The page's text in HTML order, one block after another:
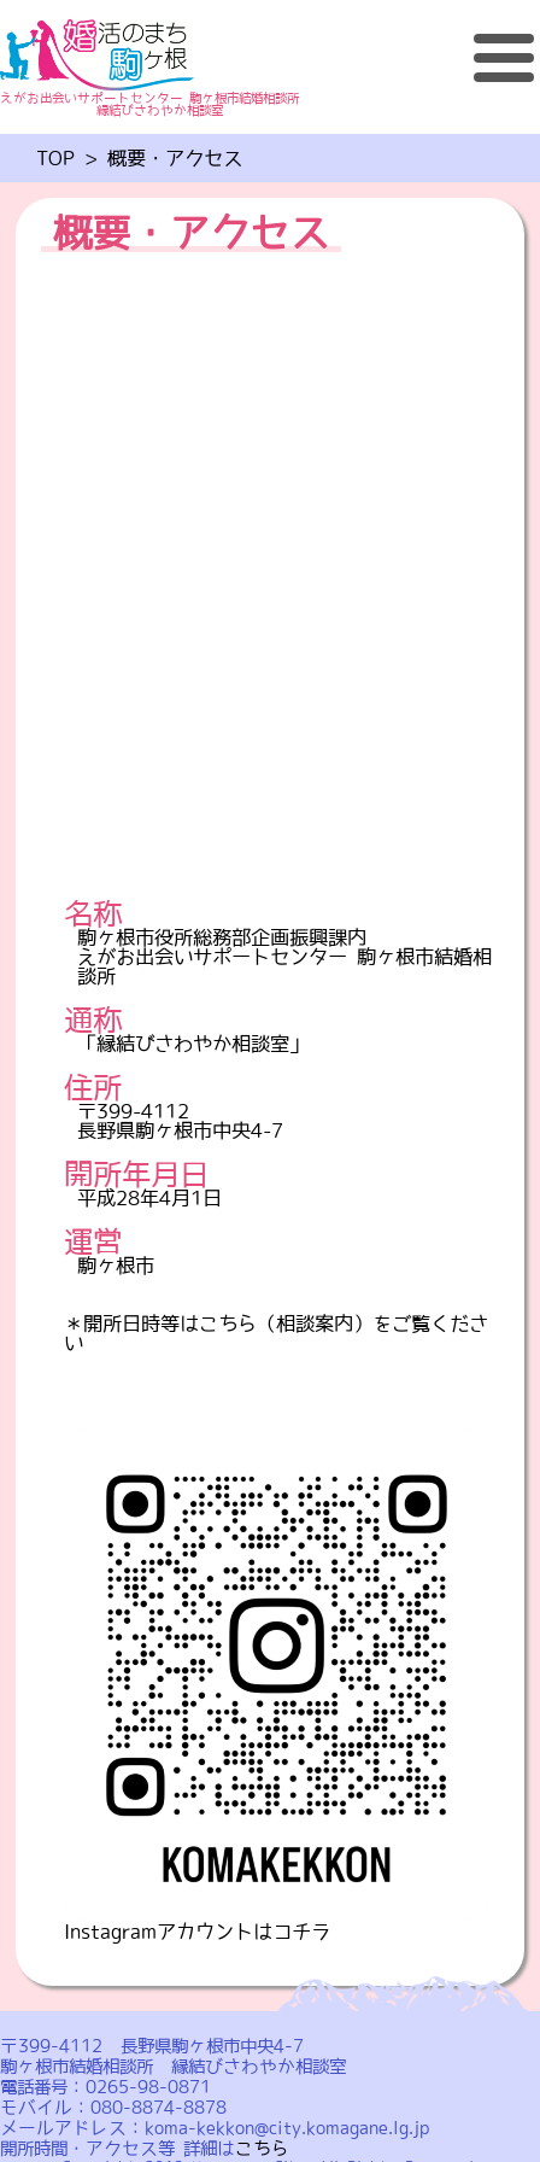
えがお出会いサポートセンター 駒ヶ根市結婚相談所
縁結びさわやか相談室
TOP > 概要・アクセス
概要・アクセス
名称
駒ヶ根市役所総務部企画振興課内
えがお出会いサポートセンター 駒ヶ根市結婚相
談所
通称
「縁結びさわやか相談室」
住所
〒399-4112
長野県駒ヶ根市中央4-7
開所年月日
平成28年4月1日
運営
駒ヶ根市
＊開所日時等はこちら（相談案内） をご覧くださ
い
Instagramアカウントはコチラ
〒399-4112 長野県駒ヶ根市中央4-7
駒ヶ根市結婚相談所 縁結びさわやか相談室
電話番号：0265-98-0871
モバイル：080-8874-8878
メールアドレス：koma-kekkon@city.komagane.lg.jp
開所時間・アクセス等 詳細はこちら